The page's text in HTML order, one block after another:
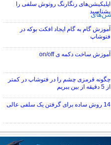
اپلیکیشن‌های رنگارنگ روتوش سلفی را
بشناسید
آموزش گام به گام ایجاد افکت بوکه در
فتوشاپ
آموزش ساخت دکمه ی on/off
چگونه قرمزی چشم را در فتوشاپ در کمتر
از 5 دقیقه از بین ببریم
14 روش ساده برای گرفتن یک سلفی عالی